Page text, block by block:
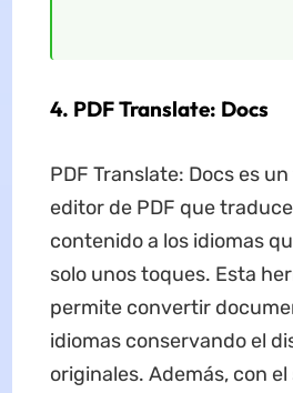
4. PDF Translate: Docs
PDF Translate: Docs es
editor de PDF que
contenido a los idiomas
solo unos toques. Esta
permite convertir
idiomas conservando el
originales. Además, con